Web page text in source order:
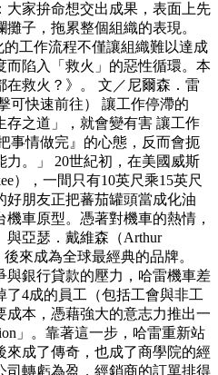
大家拚命想交出成果，表面上先
子，拖累整個組織的表現。
工作流程不僅讓組織難以達成
而陷入「救火」的惡性循環。本
在救火？》。 文／尼爾森．雷
可快速前往） 讓工作停滯的
存之道」，就會變有害 讓工作
事情做完』的心態，反而會扼
。」 20世紀初，在美國威斯
），一間只有10英尺乘15英尺
好朋友正把蕃茄罐頭當成化油
車原型。憑著對機車的熱情，
與亞瑟．戴維森（Arthur
來成為全球最經典的品牌。
與銀行貸款的壓力，哈雷機車差
4成的員工（包括工會與非工
本，憑藉強大的意志力推出一
」。靠著這一步，哈雷重新站
成了傳奇，也成了商學院的經
司轉虧為盈，經銷商的訂單排得